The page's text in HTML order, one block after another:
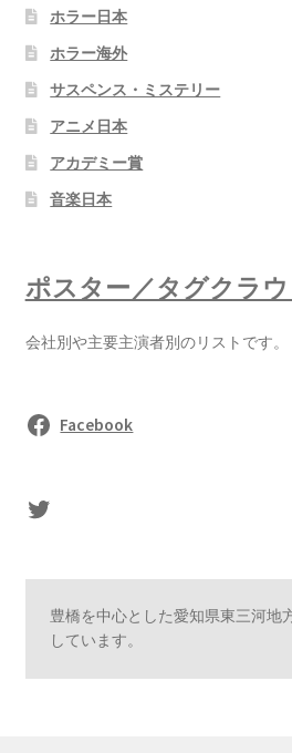
ホラー日本
ホラー海外
サスペンス・ミステリー
アニメ日本
アカデミー賞
音楽日本
ポスター／タグクラウ
会社別や主要主演者別のリストです。
Facebook
sasaki's Twitter
豊橋を中心とした愛知県東三河地
しています。